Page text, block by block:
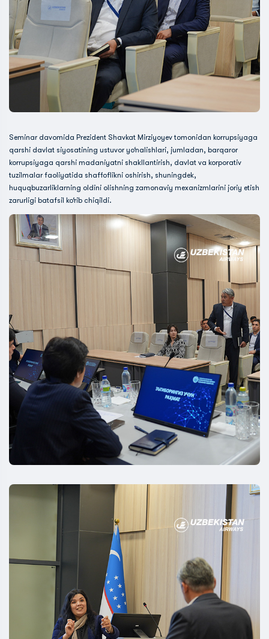
Seminar davomida Prezident Shavkat Mirziyoyev tomonidan korrupsiyaga
qarshi davlat siyosatining ustuvor yo‘nalishlari, jumladan, barqaror
korrupsiyaga qarshi madaniyatni shakllantirish, davlat va korporativ
tuzilmalar faoliyatida shaffoflikni oshirish, shuningdek,
huquqbuzarliklarning oldini olishning zamonaviy mexanizmlarini joriy etish
zarurligi batafsil ko‘rib chiqildi.